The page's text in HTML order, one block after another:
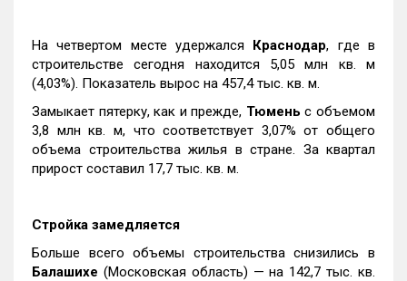
На четвертом месте удержался Краснодар, где в
строительстве сегодня находится 5,05 млн кв. м
(4,03%). Показатель вырос на 457,4 тыс. кв. м.
Замыкает пятерку, как и прежде, Тюмень с объемом
3,8 млн кв. м, что соответствует 3,07% от общего
объема строительства жилья в стране. За квартал
прирост составил 17,7 тыс. кв. м.
Стройка замедляется
Больше всего объемы строительства снизились в
Балашихе (Московская область) — на 142,7 тыс. кв.